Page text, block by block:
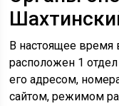
В настоящее время
расположен 1
его адресом,
сайтом, режимом